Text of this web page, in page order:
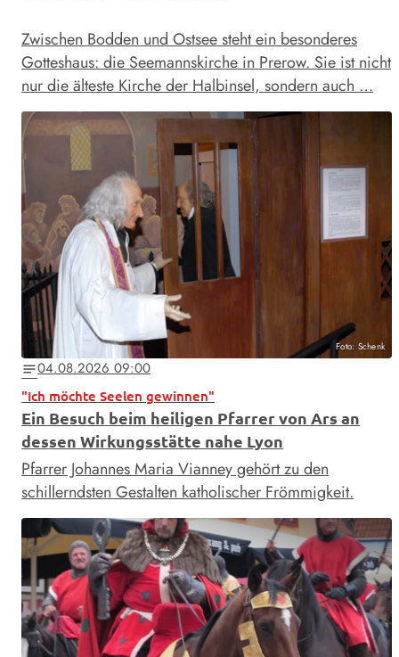
Zwischen Bodden und Ostsee steht ein besonderes
Gotteshaus: die Seemannskirche in Prerow. Sie ist nicht
nur die älteste Kirche der Halbinsel, sondern auch …
Foto: Schenk
notes04.08.2026 09:00
"Ich möchte Seelen gewinnen"
Ein Besuch beim heiligen Pfarrer von Ars an
dessen Wirkungsstätte nahe Lyon
Pfarrer Johannes Maria Vianney gehört zu den
schillerndsten Gestalten katholischer Frömmigkeit.